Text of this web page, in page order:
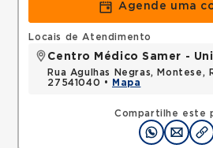
Agende uma
Compartilhe este
Locais de Atendimento
Centro Médico Samer -
Rua Agulhas Negras, Montese,
27541040 •
Mapa